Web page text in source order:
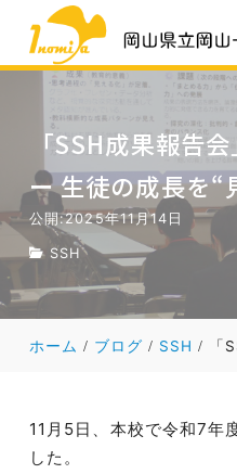
SSH
お知らせ
「SSH成果報告
ー 生徒の成長を“
公開:2025年11月14日
SSH
ホーム ブログ SSH 「
11月5日、本校で令和7年
した。